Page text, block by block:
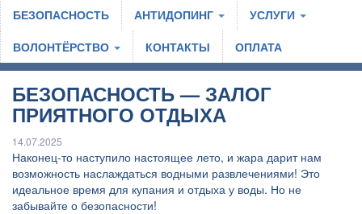
БЕЗОПАСНОСТЬ
АНТИДОПИНГ
УСЛУГИ
ВОЛОНТЁРСТВО
КОНТАКТЫ ОПЛАТА
БЕЗОПАСНОСТЬ — ЗАЛОГ
ПРИЯТНОГО ОТДЫХА
14.07.2025
Наконец-то наступило настоящее лето, и жара дарит нам
возможность наслаждаться водными развлечениями! Это
идеальное время для купания и отдыха у воды. Но не
забывайте о безопасности!